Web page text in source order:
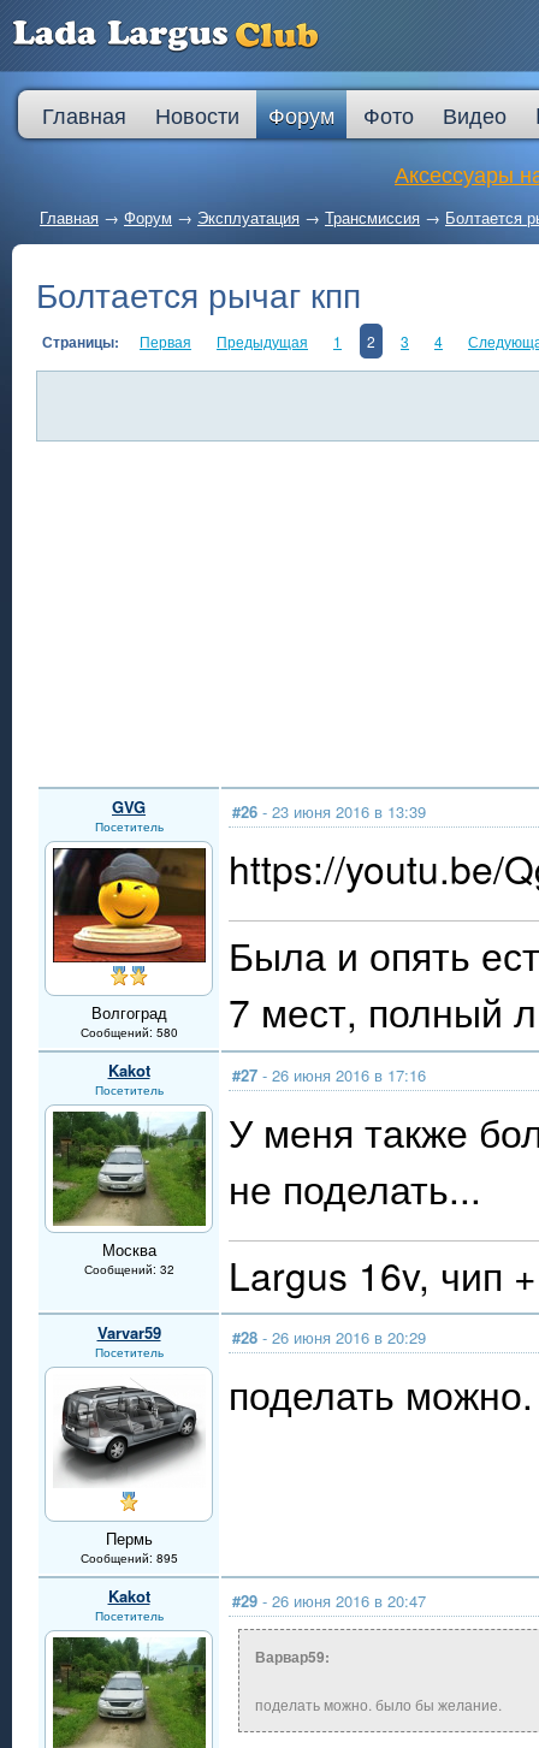
Главная Новости Форум Фото Видео
Аксессуары
Главная → Форум → Эксплуатация → Трансмиссия → Болтается
Болтается рычаг кпп
Страницы: Первая Предыдущая 1 2 3 4
GVG
Посетитель
Волгоград
Сообщений: 580
#26 - 23 июня 2016 в 13:39
https://youtu.be/
Была и опять
7 мест, полный
Kakot
Посетитель
Москва
Сообщений: 32
#27 - 26 июня 2016 в 17:16
У меня также
не поделать...
Largus 16v, чип
Varvar59
Посетитель
Пермь
Сообщений: 895
#28 - 26 июня 2016 в 20:29
поделать
Kakot
Посетитель
#29 - 26 июня 2016 в 20:47
Варвар59:
поделать можно. было бы желание.